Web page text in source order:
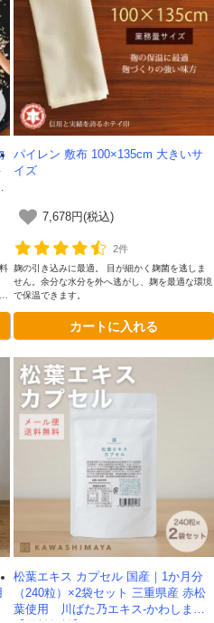
パイレン 敷布 100×135cm 大きいサ
イズ
7,678円(税込)
2件
麹の引き込みに最適。 目が細かく麹菌を逃しま
せん。余分な水分を外へ逃がし、麹を最適な環境
で保温できます。
カートに入れる
松葉エキス カプセル 国産｜1か月分
（240粒）×2袋セット 三重県産 赤松
葉使用 川ばた乃エキス-かわしま屋-